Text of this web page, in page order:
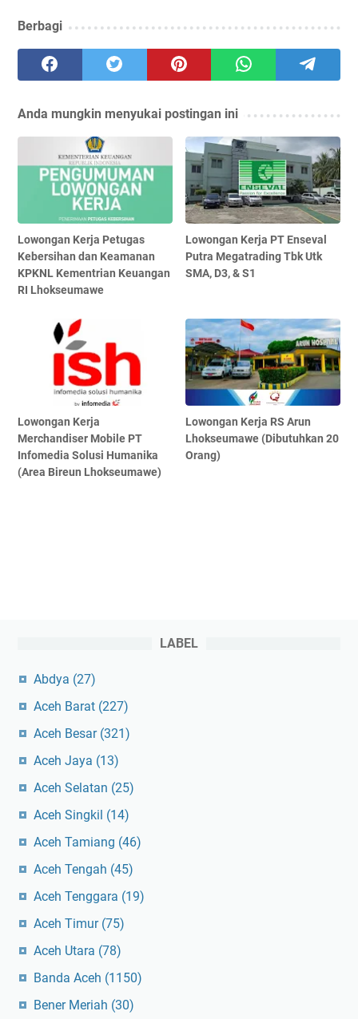
Berbagi
Anda mungkin menyukai postingan ini
Lowongan Kerja Petugas
Kebersihan dan Keamanan
KPKNL Kementrian Keuangan
RI Lhokseumawe
Lowongan Kerja PT Enseval
Putra Megatrading Tbk Utk
SMA, D3, & S1
Lowongan Kerja
Merchandiser Mobile PT
Infomedia Solusi Humanika
(Area Bireun Lhokseumawe)
Lowongan Kerja RS Arun
Lhokseumawe (Dibutuhkan 20
Orang)
LABEL
Abdya (27)
Aceh Barat (227)
Aceh Besar (321)
Aceh Jaya (13)
Aceh Selatan (25)
Aceh Singkil (14)
Aceh Tamiang (46)
Aceh Tengah (45)
Aceh Tenggara (19)
Aceh Timur (75)
Aceh Utara (78)
Banda Aceh (1150)
Bener Meriah (30)